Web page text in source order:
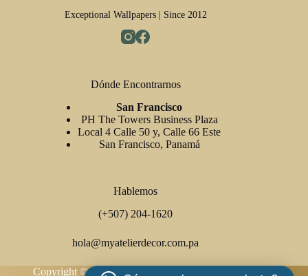
Exceptional Wallpapers | Since 2012
Dónde Encontrarnos
San Francisco
PH The Towers Business Plaza
Local 4 Calle 50 y, Calle 66 Este
San Francisco, Panamá
Hablemos
(+507) 204-1620
hola@myatelierdecor.com.pa
Copyright © 2026 Atelier Decor Wallcoverings